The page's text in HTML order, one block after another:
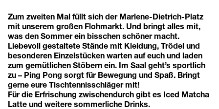
Zum zweiten Mal füllt sich der Marlene-Dietrich-Platz
mit unserem großen Flohmarkt. Und bringt alles mit,
was den Sommer ein bisschen schöner macht.
Liebevoll gestaltete Stände mit Kleidung, Trödel und
besonderen Einzelstücken warten auf euch und laden
zum gemütlichen Stöbern ein. Im Saal geht’s sportlich
zu – Ping Pong sorgt für Bewegung und Spaß. Bringt
gerne eure Tischtennisschläger mit!
Für die Erfrischung zwischendurch gibt es Iced Matcha
Latte und weitere sommerliche Drinks.